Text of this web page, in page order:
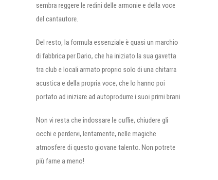
sembra reggere le redini delle armonie e della voce
del cantautore.
Del resto, la formula essenziale è quasi un marchio
di fabbrica per Dario, che ha iniziato la sua gavetta
tra club e locali armato proprio solo di una chitarra
acustica e della propria voce, che lo hanno poi
portato ad iniziare ad autoprodurre i suoi primi brani.
Non vi resta che indossare le cuffie, chiudere gli
occhi e perdervi, lentamente, nelle magiche
atmosfere di questo giovane talento. Non potrete
più farne a meno!